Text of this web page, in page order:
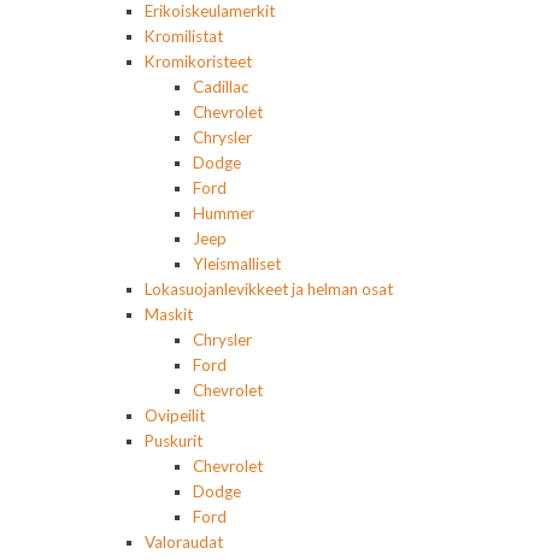
Erikoiskeulamerkit
Kromilistat
Kromikoristeet
Cadillac
Chevrolet
Chrysler
Dodge
Ford
Hummer
Jeep
Yleismalliset
Lokasuojanlevikkeet ja helman osat
Maskit
Chrysler
Ford
Chevrolet
Ovipeilit
Puskurit
Chevrolet
Dodge
Ford
Valoraudat